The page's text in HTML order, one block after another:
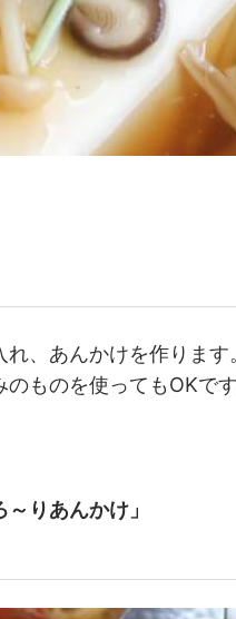
、あんかけを作りま
ものを使ってもOKです
りあんかけ」